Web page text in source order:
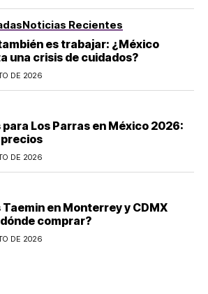
Noticias Recientes
es trabajar: ¿México
una crisis de cuidados?
DE 2026
Los Parras en México 2026:
DE 2026
en Monterrey y CDMX
comprar?
DE 2026